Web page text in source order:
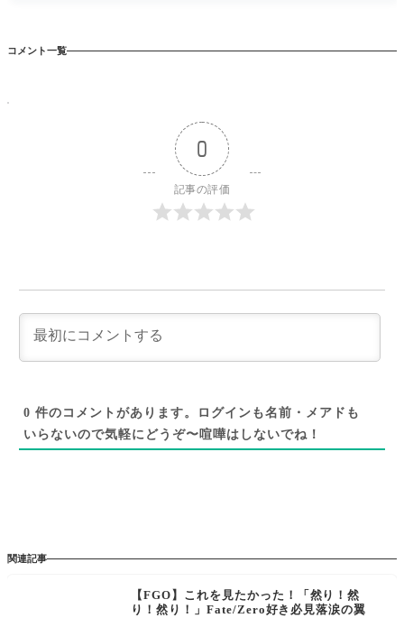
コメント一覧
0
記事の評価
0 件のコメントがあります。ログインも名前・メアドも
いらないので気軽にどうぞ〜喧嘩はしないでね！
関連記事
【FGO】これを見たかった！「然り！然
り！然り！」Fate/Zero好き必見落涙の翼